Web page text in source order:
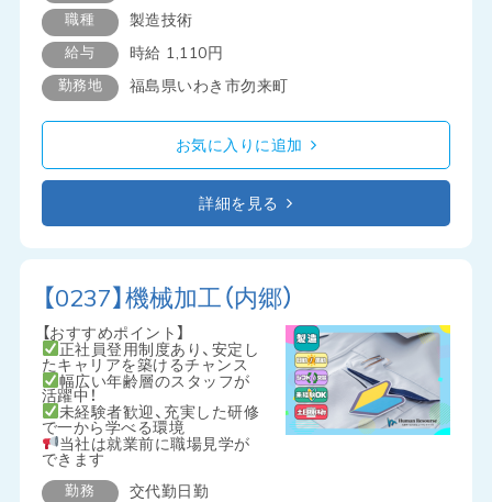
職種 製造技術
給与 時給 1,110円
勤務地 福島県いわき市勿来町
お気に入りに追加
詳細を見る
【0237】機械加工（内郷）
【おすすめポイント】
正社員登用制度あり、安定し
たキャリアを築けるチャンス
幅広い年齢層のスタッフが
活躍中！
未経験者歓迎、充実した研修
で一から学べる環境
当社は就業前に職場見学が
できます
勤務 交代勤日勤